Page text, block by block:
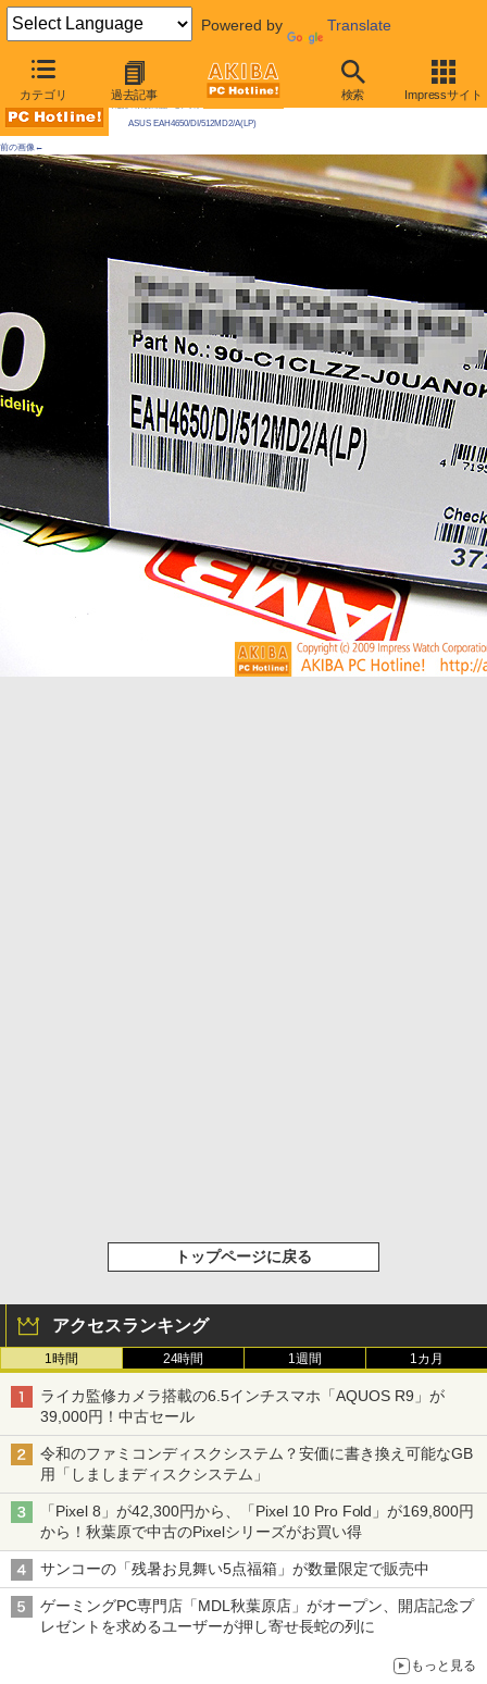
Powered by Translate
カテゴリ 過去記事 検索 Impressサイト
AKIBA PC Hotline! 2009年12月19日号
ASUS EAH4650/DI/512MD2/A(LP)
前の画像←
トップページに戻る
アクセスランキング
1時間 24時間 1週間 1カ月
ライカ監修カメラ搭載の6.5インチスマホ「AQUOS R9」が
39,000円！中古セール
令和のファミコンディスクシステム？安価に書き換え可能なGB
用「しましまディスクシステム」
「Pixel 8」が42,300円から、「Pixel 10 Pro Fold」が169,800円
から！秋葉原で中古のPixelシリーズがお買い得
サンコーの「残暑お見舞い5点福箱」が数量限定で販売中
ゲーミングPC専門店「MDL秋葉原店」がオープン、開店記念プ
レゼントを求めるユーザーが押し寄せ長蛇の列に
もっと見る